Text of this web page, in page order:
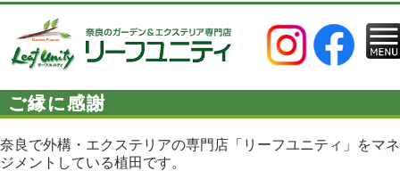
ご縁に感謝
奈良で外構・エクステリアの専門店「リーフユニティ」をマネ
ジメントしている植田です。